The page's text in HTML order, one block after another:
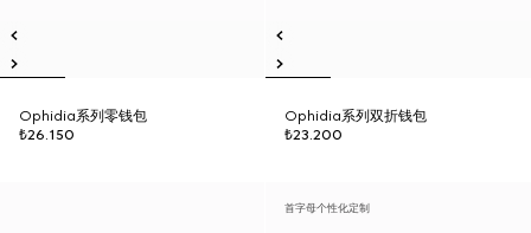
Ophidia系列零钱包
₺26.150
Ophidia系列双折钱包
₺23.200
首字母个性化定制